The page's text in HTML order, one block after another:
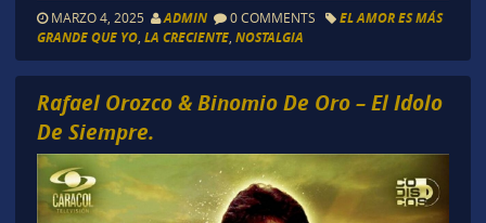
MARZO 4, 2025 ADMIN 0 COMMENTS
EL AMOR ES MÁS
GRANDE QUE YO, LA CRECIENTE, NOSTALGIA
Rafael Orozco & Binomio De Oro – El Idolo
De Siempre.